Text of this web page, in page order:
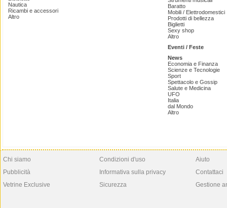
Nautica
Ricambi e accessori
Altro
Baratto
Mobili / Elettrodomestici
Prodotti di bellezza
Biglietti
Sexy shop
Altro
Eventi / Feste
News
Economia e Finanza
Scienze e Tecnologie
Sport
Spettacolo e Gossip
Salute e Medicina
UFO
Italia
dal Mondo
Altro
Chi siamo
Pubblicità
Vetrine Exclusive
Condizioni d'uso
Informativa sulla privacy
Sicurezza
Aiuto
Contattaci
Gestione